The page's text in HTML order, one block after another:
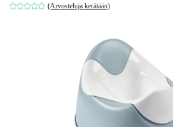
(Arvosteluja kerätään)